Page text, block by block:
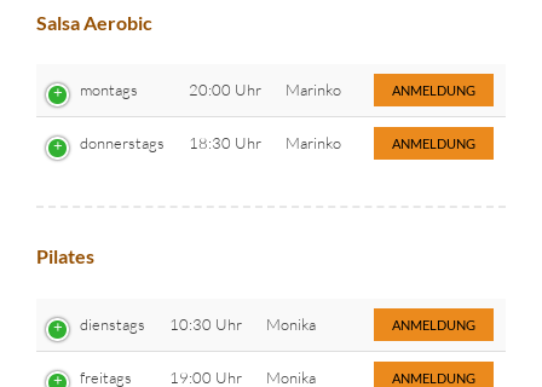
Salsa Aerobic
montags 20:00 Uhr Marinko ANMELDUNG
donnerstags 18:30 Uhr Marinko ANMELDUNG
Pilates
dienstags 10:30 Uhr Monika ANMELDUNG
freitags 19:00 Uhr Monika ANMELDUNG